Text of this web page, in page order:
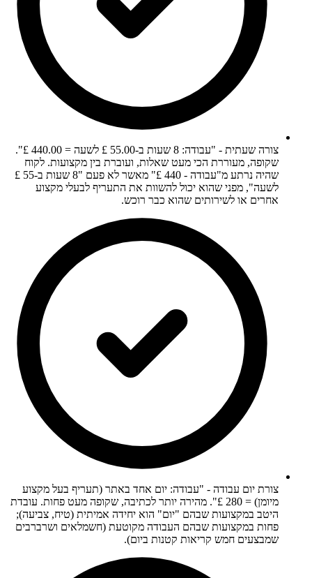
צורה שעתית - "עבודה: 8 שעות ב-55.00 £ לשעה = 440.00 £".
שקופה, מעוררת הכי מעט שאלות, ועוברת בין מקצועות. לקוח
שהיה נרתע מ"עבודה - 440 £" מאשר לא פעם "8 שעות ב-55 £
לשעה", מפני שהוא יכול להשוות את התעריף לבעלי מקצוע
אחרים או לשירותים שהוא כבר רוכש.
צורת יום עבודה - "עבודה: יום אחד באתר (תעריף בעל מקצוע
מיומן) = 280 £". מהירה יותר לכתיבה, שקופה מעט פחות. עובדת
היטב במקצועות שבהם "יום" הוא יחידה אמיתית (טיח, צביעה);
פחות במקצועות שבהם העבודה מקוטעת (חשמלאים ושרברבים
שמבצעים חמש קריאות קטנות ביום).